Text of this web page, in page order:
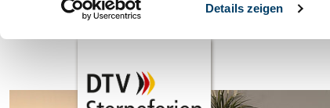
Details zeigen